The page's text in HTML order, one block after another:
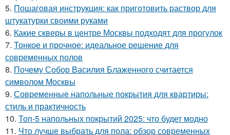
5. Пошаговая инструкция: как приготовить раствор для
штукатурки своими руками
6. Какие скверы в центре Москвы подходят для прогулок
7. Тонкое и прочное: идеальное решение для
современных полов
8. Почему Собор Василия Блаженного считается
символом Москвы
9. Современные напольные покрытия для квартиры:
стиль и практичность
10. Топ-5 напольных покрытий 2025: что будет модно
11. Что лучше выбрать для пола: обзор современных